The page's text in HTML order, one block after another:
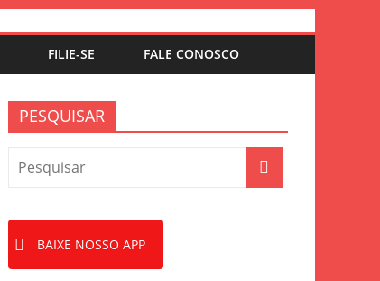
FILIE-SE FALE CONOSCO
PESQUISAR
BAIXE NOSSO APP